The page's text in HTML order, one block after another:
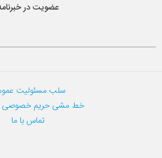
عضویت در
سلب مسئولیت
خط مشی حریم خصوصی
تماس با ما